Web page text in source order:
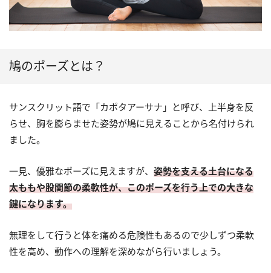
鳩のポーズとは？
サンスクリット語で「カポタアーサナ」と呼び、上半身を反
らせ、胸を膨らませた姿勢が鳩に見えることから名付けられ
ました。
一見、優雅なポーズに見えますが、 姿勢を支える土台になる
太ももや股関節の柔軟性が、このポーズを行う上での大きな
鍵になります。
無理をして行うと体を痛める危険性もあるので少しずつ柔軟
性を高め、動作への理解を深めながら行いましょう。